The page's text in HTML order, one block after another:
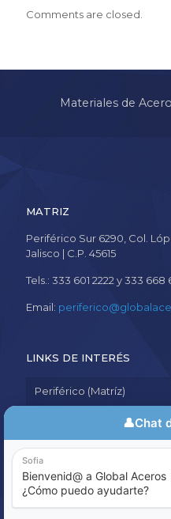
Comments are closed.
Materiales de
MATRIZ
Periférico Sur 6290, Col.
Jalisco | C.P. 45615
Tels.: 333 601 2222 y 333 668
Email:
LINKS DE INTERÉS
Periférico (Matríz)
Aviso de Privacidad
Política de Calidad
Sistema de Denuncia